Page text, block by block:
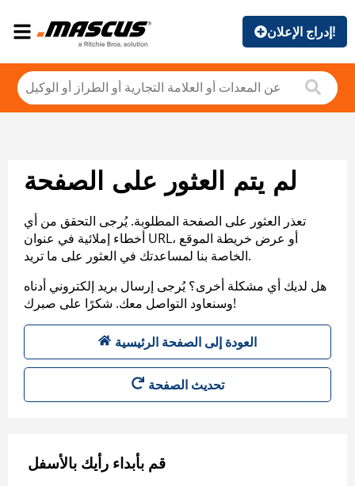
إدراج الإعلان!
لم يتم العثور على الصفحة
تعذر العثور على الصفحة المطلوبة. يُرجى التحقق من أي
أخطاء إملائية في عنوان URL، أو عرض خريطة الموقع
الخاصة بنا لمساعدتك في العثور على ما تريد.
هل لديك أي مشكلة أخرى؟ يُرجى إرسال بريد إلكتروني أدناه
وسنعاود التواصل معك. شكرًا على صبرك!
العودة إلى الصفحة الرئيسية
تحديث الصفحة
قم بأبداء رأيك بالأسفل